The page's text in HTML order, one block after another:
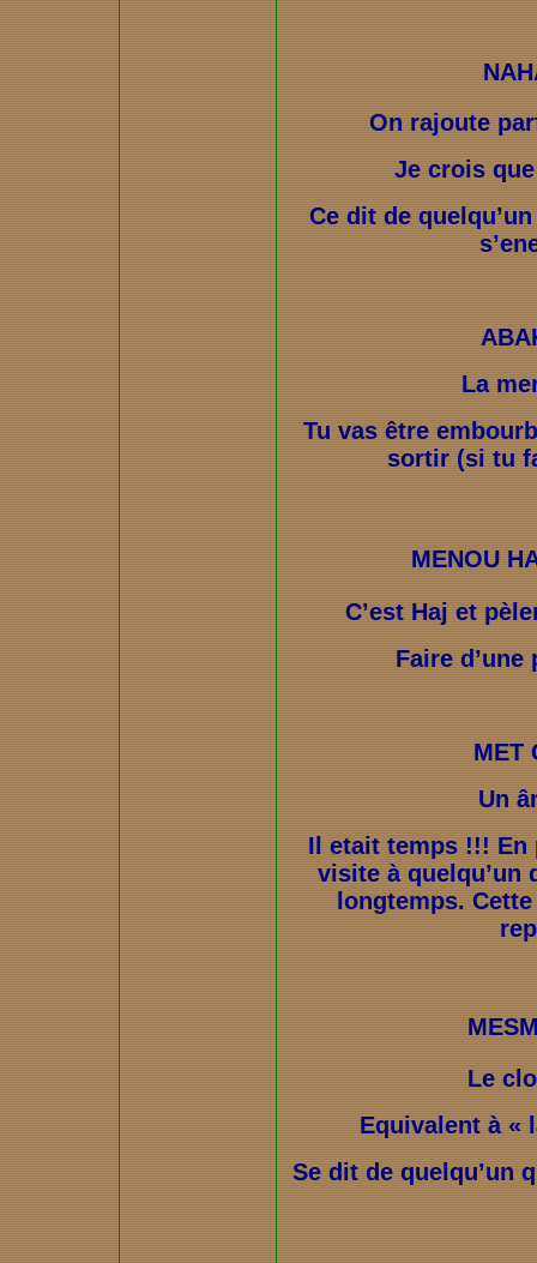
On rajoute
Je crois que
Ce dit de
La
Tu vas être
sortir (si tu
MENOU
C’est Haj et
Faire
MET
Un
Il etait temps !!! En
visite à quelqu’un
longtemps.
Le
Equivalent à «
Se dit de quelqu’un